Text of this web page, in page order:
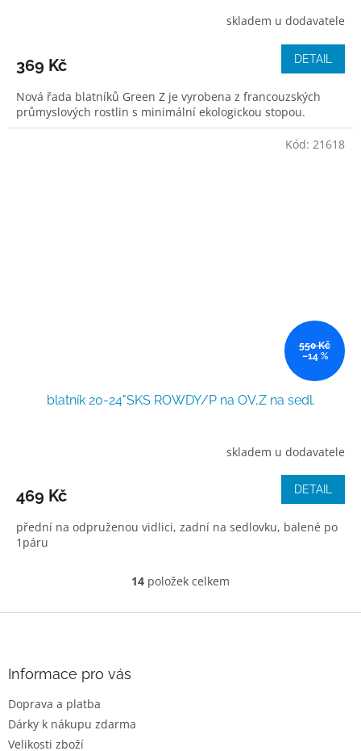
skladem u dodavatele
369 Kč DETAIL
Nová řada blatníků Green Z je vyrobena z francouzských
průmyslových rostlin s minimální ekologickou stopou.
550 Kč
–14 %
blatník 20-24"SKS ROWDY/P na OV,Z na sedl.
skladem u dodavatele
469 Kč DETAIL
přední na odpruženou vidlici, zadní na sedlovku, balené po
1páru
Kód: 21618
O
l
14 položek celkem
Informace pro vás
Doprava a platba
Dárky k nákupu zdarma
Velikosti zboží